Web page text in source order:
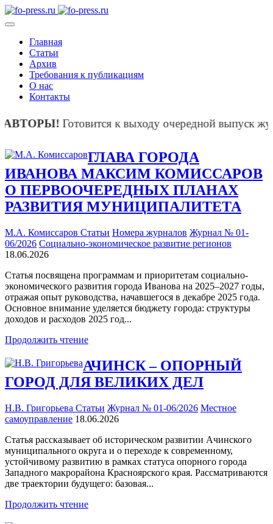
Главная
Статьи
Архив
Требования к публикациям
О нас
Контакты
Готовится к выходу очередной выпуск журнала
ГЛАВА ГОРОДА
ИВАНОВА МАКСИМ КОМИССАРОВ
О ПЕРВООЧЕРЕДНЫХ ПЛАНАХ
РАЗВИТИЯ МУНИЦИПАЛИТЕТА
М.А. Комиссаров Статьи Номера журналов Журнал № 01-
06/2026 Социально-экономическое развитие регионов
18.06.2026
Статья посвящена программам и приоритетам социально-
экономического развития города Иванова на 2025–2027 годы,
отражая опыт руководства, начавшегося в декабре 2025 года.
Основное внимание уделяется бюджету города: структуры
доходов и расходов 2025 год...
Продолжить чтение
АЧИНСК – ОПОРНЫЙ
ГОРОД ДЛЯ ВЕЛИКИХ ДЕЛ
Н.В. Григорьева Статьи Журнал № 01-06/2026 Местное
самоуправление 18.06.2026
Статья рассказывает об историческом развитии Ачинского
муниципального округа и о переходе к современному,
устойчивому развитию в рамках статуса опорного города
Западного макрорайона Красноярского края. Рассматриваются
две траектории будущего: базовая...
Продолжить чтение